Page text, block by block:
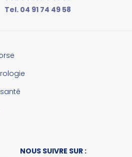
Tel. 04 91 74 49 58
NOUS SUIVRE SUR :